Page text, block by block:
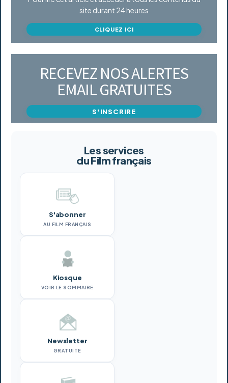
site durant 24 heures
CLIQUEZ ICI
RECEVEZ NOS ALERTES
EMAIL GRATUITES
S'INSCRIRE
Les services
du Film français
S'abonner
AU FILM FRANÇAIS
Kiosque
VOIR LE SOMMAIRE
Newsletter
GRATUITE